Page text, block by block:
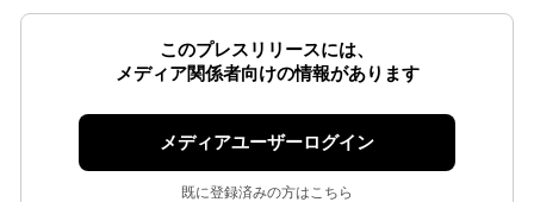
このプレスリリースには、
メディア関係者向けの情報があります
メディアユーザーログイン
既に登録済みの方はこちら